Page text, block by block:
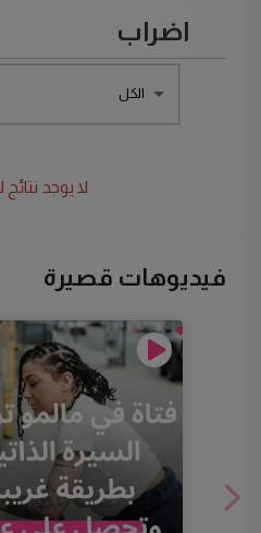
الكل
لا يوجد نتائج لـ
فيديوهات قصيرة